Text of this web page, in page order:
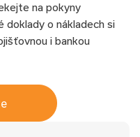
na pokyny
doklady o nákladech si
i bankou